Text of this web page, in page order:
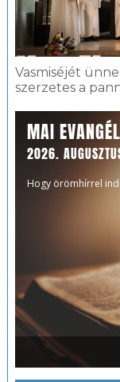
Vasmiséjét
szerzetes a
MAI
2026.
Hogy örömhírrel